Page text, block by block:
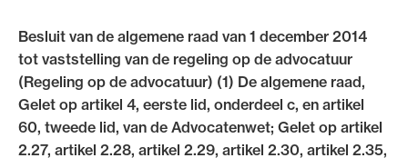
Besluit van de algemene raad van 1 december 2014
tot vaststelling van de regeling op de advocatuur
(Regeling op de advocatuur) (1) De algemene raad,
Gelet op artikel 4, eerste lid, onderdeel c, en artikel
60, tweede lid, van de Advocatenwet; Gelet op artikel
2.27, artikel 2.28, artikel 2.29, artikel 2.30, artikel 2.35,